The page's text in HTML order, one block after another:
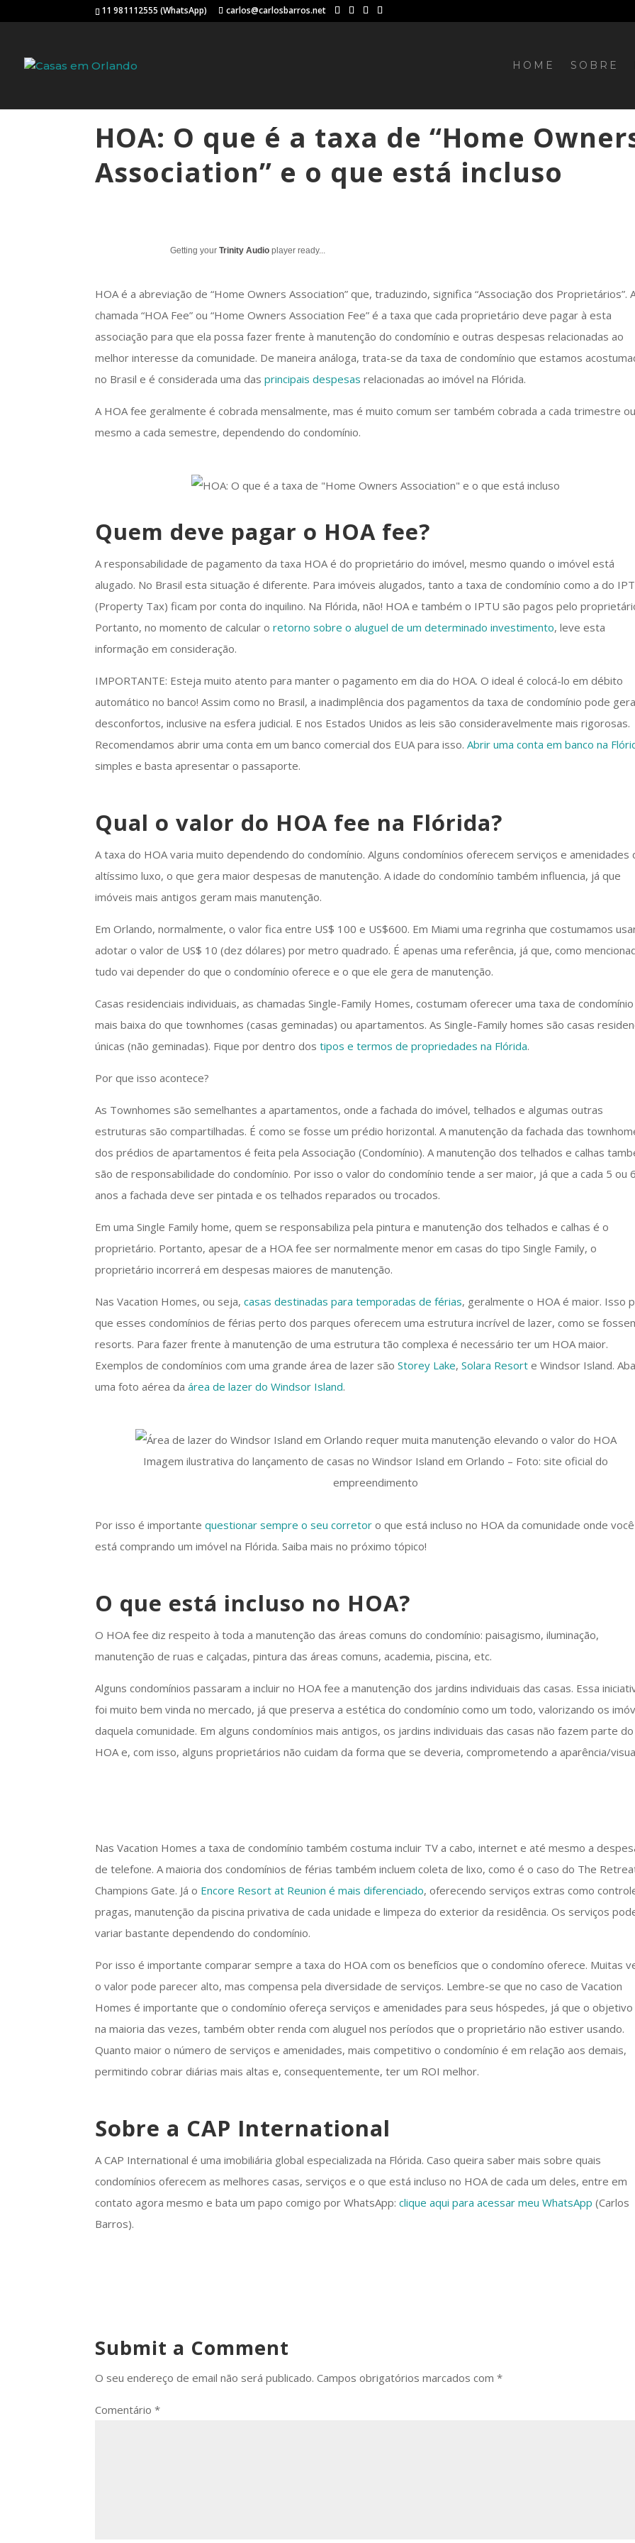
11 981112555 (WhatsApp) carlos@carlosbarros.net
HOME SOBRE
HOA: O que é a taxa de “Home
Association” e o que está incluso
Getting yourTrinity Audio player ready...
HOA é a abreviação de “Home Owners Association” que, traduzindo, significa “Associação dos Proprietários”.
chamada “HOA Fee” ou “Home Owners Association Fee” é a taxa que cada proprietário deve pagar à esta
associação para que ela possa fazer frente à manutenção do condomínio e outras despesas relacionadas ao
melhor interesse da comunidade. De maneira análoga, trata-se da taxa de condomínio que estamos
no Brasil e é considerada uma dasprincipais despesas relacionadas ao imóvel na Flórida.
A HOA fee geralmente é cobrada mensalmente, mas é muito comum ser também cobrada a cada trimestre ou
mesmo a cada semestre, dependendo do condomínio.
Quem deve pagar o HOA fee?
A responsabilidade de pagamento da taxa HOA é do proprietário do imóvel, mesmo quando o imóvel está
alugado. No Brasil esta situação é diferente. Para imóveis alugados, tanto a taxa de condomínio como a do
(Property Tax) ficam por conta do inquilino. Na Flórida, não! HOA e também o IPTU são pagos pelo
Portanto, no momento de calcular oretorno sobre o aluguel de um determinado investimento, leve esta
informação em consideração.
IMPORTANTE: Esteja muito atento para manter o pagamento em dia do HOA. O ideal é colocá-lo em débito
automático no banco! Assim como no Brasil, a inadimplência dos pagamentos da taxa de condomínio pode
desconfortos, inclusive na esfera judicial. E nos Estados Unidos as leis são consideravelmente mais rigorosas.
Recomendamos abrir uma conta em um banco comercial dos EUA para isso.Abrir uma conta em banco na
simples e basta apresentar o passaporte.
Qual o valor do HOA fee na Flórida?
A taxa do HOA varia muito dependendo do condomínio. Alguns condomínios oferecem serviços e amenidades
altíssimo luxo, o que gera maior despesas de manutenção. A idade do condomínio também influencia, já que
imóveis mais antigos geram mais manutenção.
Em Orlando, normalmente, o valor fica entre US$ 100 e US$600. Em Miami uma regrinha que costumamos
adotar o valor de US$ 10 (dez dólares) por metro quadrado. É apenas uma referência, já que, como
tudo vai depender do que o condomínio oferece e o que ele gera de manutenção.
Casas residenciais individuais, as chamadas Single-Family Homes, costumam oferecer uma taxa de condomínio
mais baixa do que townhomes (casas geminadas) ou apartamentos. As Single-Family homes são casas
únicas (não geminadas). Fique por dentro dostipos e termos de propriedades na Flórida.
Por que isso acontece?
As Townhomes são semelhantes a apartamentos, onde a fachada do imóvel, telhados e algumas outras
estruturas são compartilhadas. É como se fosse um prédio horizontal. A manutenção da fachada das
dos prédios de apartamentos é feita pela Associação (Condomínio). A manutenção dos telhados e calhas
são de responsabilidade do condomínio. Por isso o valor do condomínio tende a ser maior, já que a cada 5 ou 6
anos a fachada deve ser pintada e os telhados reparados ou trocados.
Em uma Single Family home, quem se responsabiliza pela pintura e manutenção dos telhados e calhas é o
proprietário. Portanto, apesar de a HOA fee ser normalmente menor em casas do tipo Single Family, o
proprietário incorrerá em despesas maiores de manutenção.
Nas Vacation Homes, ou seja,casas destinadas para temporadas de férias, geralmente o HOA é maior. Isso
que esses condomínios de férias perto dos parques oferecem uma estrutura incrível de lazer, como se
resorts. Para fazer frente à manutenção de uma estrutura tão complexa é necessário ter um HOA maior.
Exemplos de condomínios com uma grande área de lazer sãoStorey Lake,Solara Resort e Windsor Island.
uma foto aérea daárea de lazer do Windsor Island.
Imagem ilustrativa do lançamento de casas no Windsor Island em Orlando – Foto: site oficial do
empreendimento
Por isso é importantequestionar sempre o seu corretor o que está incluso no HOA da comunidade onde você
está comprando um imóvel na Flórida. Saiba mais no próximo tópico!
O que está incluso no HOA?
O HOA fee diz respeito à toda a manutenção das áreas comuns do condomínio: paisagismo, iluminação,
manutenção de ruas e calçadas, pintura das áreas comuns, academia, piscina, etc.
Alguns condomínios passaram a incluir no HOA fee a manutenção dos jardins individuais das casas. Essa
foi muito bem vinda no mercado, já que preserva a estética do condomínio como um todo, valorizando os
daquela comunidade. Em alguns condomínios mais antigos, os jardins individuais das casas não fazem parte do
HOA e, com isso, alguns proprietários não cuidam da forma que se deveria, comprometendo a aparência/
Nas Vacation Homes a taxa de condomínio também costuma incluir TV a cabo, internet e até mesmo a
de telefone. A maioria dos condomínios de férias também incluem coleta de lixo, como é o caso do The
Champions Gate. Já o Encore Resort at Reunion é mais diferenciado, oferecendo serviços extras como
pragas, manutenção da piscina privativa de cada unidade e limpeza do exterior da residência. Os serviços
variar bastante dependendo do condomínio.
Por isso é importante comparar sempre a taxa do HOA com os benefícios que o condomíno oferece. Muitas
o valor pode parecer alto, mas compensa pela diversidade de serviços. Lembre-se que no caso de Vacation
Homes é importante que o condomínio ofereça serviços e amenidades para seus hóspedes, já que o objetivo
na maioria das vezes, também obter renda com aluguel nos períodos que o proprietário não estiver usando.
Quanto maior o número de serviços e amenidades, mais competitivo o condomínio é em relação aos demais,
permitindo cobrar diárias mais altas e, consequentemente, ter um ROI melhor.
Sobre a CAP International
A CAP International é uma imobiliária global especializada na Flórida. Caso queira saber mais sobre quais
condomínios oferecem as melhores casas, serviços e o que está incluso no HOA de cada um deles, entre em
contato agora mesmo e bata um papo comigo por WhatsApp:clique aqui para acessar meu WhatsApp (Carlos
Barros).
Submit a Comment
O seu endereço de email não será publicado. Campos obrigatórios marcados com*
Comentário*